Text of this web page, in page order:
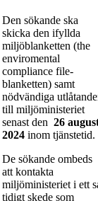
Den sökande ska
skicka den ifyllda
miljöblanketten (the
enviromental
compliance file-
blanketten) samt
nödvändiga
till miljöministeriet
senast den 26
2024 inom tjänstetid.
De sökande ombeds
att kontakta
miljöministeriet i ett
tidigt skede som